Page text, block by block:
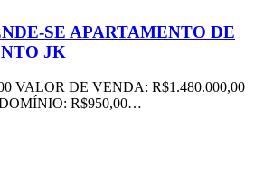
SE APARTAMENTO DE
JK
VALOR DE VENDA: R$1.480.000,00
R$950,00…